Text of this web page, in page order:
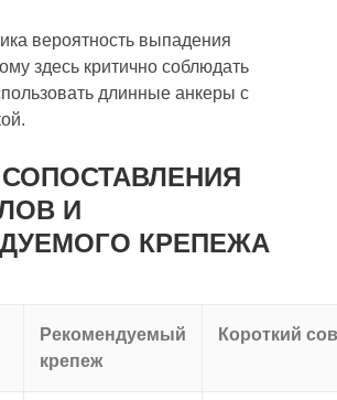
вероятность выпадения
здесь критично соблюдать
длинные анкеры с
И
КРЕПЕЖА
Рекомендуемый
крепеж
Короткий